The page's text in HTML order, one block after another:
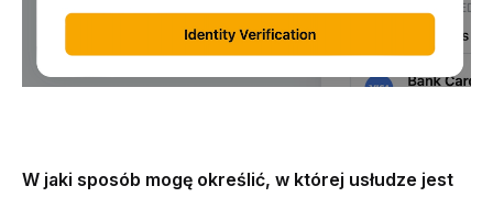
W jaki sposób mogę określić, w której usłudze jest